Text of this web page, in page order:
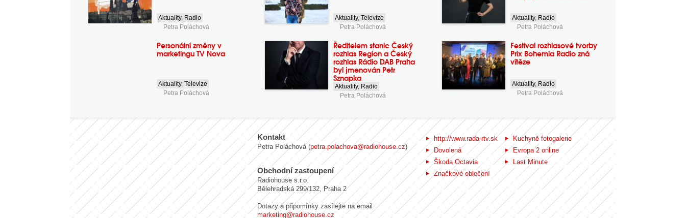
Aktuality, Radio
Petra Poláchová
Aktuality,Televize
Petra Poláchová
Aktuality, Radio
Petra Poláchová
Personální změny v
marketingu TV Nova
Aktuality,Televize
Petra Poláchová
Ředitelem stanic Český
rozhlas Region a Český
rozhlas Rádio DAB Praha
byl jmenován Petr
Sznapka
Aktuality, Radio
Petra Poláchová
Festival rozhlasové tvorby
Prix Bohemia Radio zná
vítěze
Aktuality, Radio
Petra Poláchová
Kontakt
Petra Poláchová (petra.polachova@radiohouse.cz)
Obchodní zastoupení
Radiohouse s.r.o.
Bělehradská 299/132, Praha 2
Dotazy a připomínky zasílejte na email
marketing@radiohouse.cz
http://www.rada-rtv.sk
Kuchyně fotogalerie
Dovolená
Evropa 2 online
Škoda Octavia
Last Minute
Značkové oblečení